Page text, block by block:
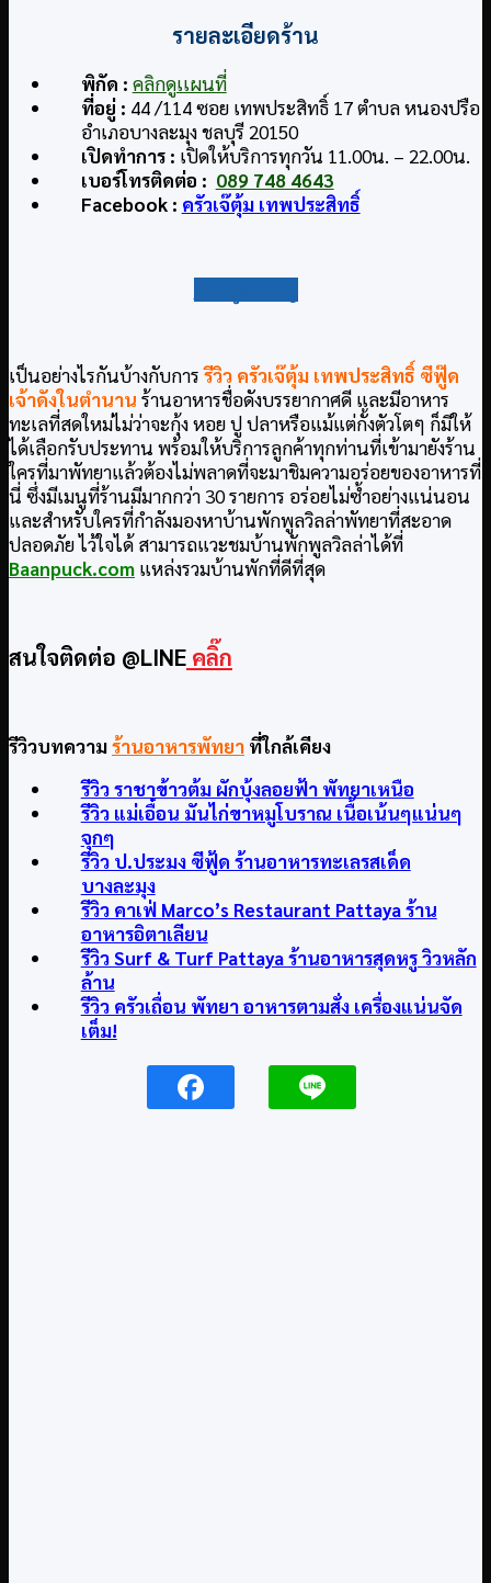
รายละเอียดร้าน
พิกัด : คลิกดูเเผนที่
ที่อยู่ : 44 /114 ซอย เทพประสิทธิ์ 17 ตำบล หนองปรือ
อำเภอบางละมุง ชลบุรี 20150
เปิดทำการ : เปิดให้บริการทุกวัน 11.00น. – 22.00น.
เบอร์โทรติดต่อ : 089 748 4643
Facebook : ครัวเจ๊ตุ้ม เทพประสิทธิ์
เป็นอย่างไรกันบ้างกับการรีวิว ครัวเจ๊ตุ้ม เทพประสิทธิ์ ซีฟู๊ด
เจ้าดังในตำนาน ร้านอาหารชื่อดังบรรยากาศดี และมีอาหาร
ทะเลที่สดใหม่ไม่ว่าจะกุ้ง หอย ปู ปลาหรือแม้แต่กั้งตัวโตๆ ก็มีให้
ได้เลือกรับประทาน พร้อมให้บริการลูกค้าทุกท่านที่เข้ามายังร้าน
ใครที่มาพัทยาแล้วต้องไม่พลาดที่จะมาชิมความอร่อยของอาหารที่
นี่ ซึ่งมีเมนูที่ร้านมีมากกว่า 30 รายการ อร่อยไม่ซ้ำอย่างแน่นอน
และสำหรับใครที่กำลังมองหาบ้านพักพูลวิลล่าพัทยาที่สะอาด
ปลอดภัย ไว้ใจได้ สามารถแวะชมบ้านพักพูลวิลล่าได้ที่
Baanpuck.com แหล่งรวมบ้านพักที่ดีที่สุด
สนใจติดต่อ @LINE คลิ๊ก
รีวิวบทความร้านอาหารพัทยา ที่ใกล้เคียง
รีวิว ราชาข้าวต้ม ผักบุ้งลอยฟ้า พัทยาเหนือ
รีวิว แม่เอื๋อน มันไก่ขาหมูโบราณ เนื้อเน้นๆแน่นๆ
จุกๆ
รีวิว ป.ประมง ซีฟู้ด ร้านอาหารทะเลรสเด็ด
บางละมุง
รีวิว คาเฟ่ Marco’s Restaurant Pattaya ร้าน
อาหารอิตาเลียน
รีวิว Surf & Turf Pattaya ร้านอาหารสุดหรู วิวหลัก
ล้าน
รีวิว ครัวเถื่อน พัทยา อาหารตามสั่ง เครื่องแน่นจัด
เต็ม!